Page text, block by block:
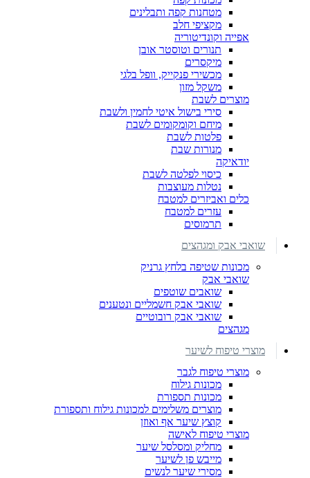
מטחנות קפה ותבלינים
מקציפי חלב
אפייה וקונדיטוריה
תנורים וטוסטר אובן
מיקסרים
מכשירי פנקייק, וופל בלגי
משקל מזון
מוצרים לשבת
סירי בישול איטי לחמין ולשבת
מיחם וקומקומים לשבת
פלטות לשבת
מנורות שבת
יודאיקה
כיסוי לפלטה לשבת
נטלות מעוצבות
כלים ואביזרים למטבח
עזרים למטבח
תרמוסים
שואבי אבק ומגהצים
מכונות שטיפה בלחץ גרניק
שואבי אבק
שואבים שוטפים
שואבי אבק חשמליים ונטענים
שואבי אבק רובוטיים
מגהצים
מוצרי טיפוח לשיער
מוצרי טיפוח לגבר
מכונות גילוח
מכונות תספורת
מוצרים משלימים למכונות גילוח ותספורת
קוצץ שיער אף ואוזן
מוצרי טיפוח לאישה
מחליק ומסלסל שיער
מייבש פן לשיער
מסירי שיער לנשים